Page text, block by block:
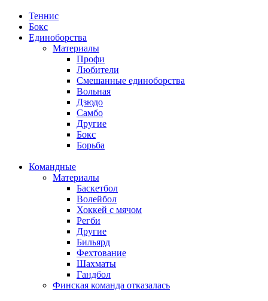
Теннис
Бокс
Единоборства
Материалы
Профи
Любители
Смешанные единоборства
Вольная
Дзюдо
Самбо
Другие
Бокс
Борьба
Командные
Материалы
Баскетбол
Волейбол
Хоккей с мячом
Регби
Другие
Бильярд
Фехтование
Шахматы
Гандбол
Финская команда отказалась